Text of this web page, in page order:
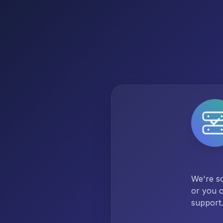
We're
or you
support.